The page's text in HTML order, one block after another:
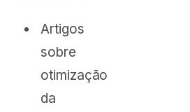
Artigos
sobre
otimização
da